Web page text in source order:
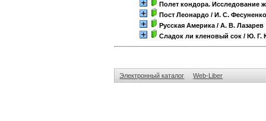
Полет кондора. Исследование
Пост Леонардо / И. С.
Русская Америка / А. В. Лазарев
Сладок ли кленовый сок / Ю. Г.
Электронный каталог Web-Liber